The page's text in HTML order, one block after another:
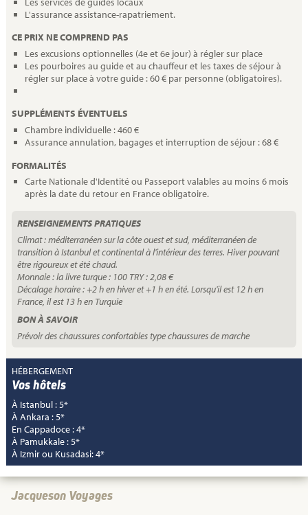
L'assurance assistance-rapatriement.
CE PRIX NE COMPREND PAS
Les excusions optionnelles (4e et 6e jour) à régler sur place
Les pourboires au guide et au chauffeur et les taxes de séjour à
régler sur place à votre guide : 60 € par personne (obligatoires).
SUPPLÉMENTS ÉVENTUELS
Chambre individuelle : 460 €
Assurance annulation, bagages et interruption de séjour : 68 €
FORMALITÉS
Carte Nationale d'Identité ou Passeport valables au moins 6 mois
après la date du retour en France obligatoire.
RENSEIGNEMENTS PRATIQUES
Climat : méditerranéen sur la côte ouest et sud, méditerranéen de
transition à Istanbul et continental à l'intérieur des terres. Hiver pouvant
être rigoureux et été chaud.
Monnaie : la livre turque : 100 TRY : 2,08 €
Décalage horaire : +2 h en hiver et +1 h en été. Lorsqu'il est 12 h en
France, il est 13 h en Turquie
BON À SAVOIR
Prévoir des chaussures confortables type chaussures de marche
HÉBERGEMENT
Vos hôtels
À Istanbul : 5*
À Ankara : 5*
En Cappadoce : 4*
À Pamukkale : 5*
À Izmir ou Kusadasi: 4*
Jacqueson Voyages